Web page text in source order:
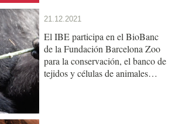
21.12.2021
El IBE participa en el BioBanc
de la Fundación Barcelona Zoo
para la conservación, el banco de
tejidos y células de animales